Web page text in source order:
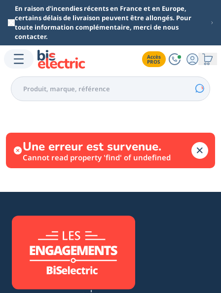
Aller au contenu principal
En raison d'incendies récents en France et en Europe,
certains délais de livraison peuvent être allongés. Pour
toute information complémentaire, merci de nous
contacter.
Accès
PROS
Une erreur est survenue.
Cannot read property 'find' of undefined